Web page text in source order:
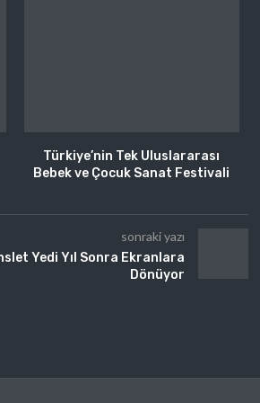
Türkiye’nin Tek Uluslararası
Bebek ve Çocuk Sanat Festivali
sonraki yazı
Yedi Yıl Sonra Ekranlara
Dönüyor